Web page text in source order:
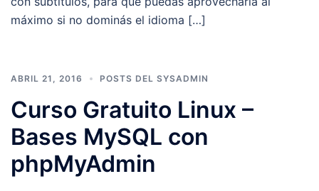
máximo si no dominás el idioma […]
ABRIL 21, 2016 POSTS DEL SYSADMIN
Curso Gratuito Linux –
Bases MySQL con
phpMyAdmin